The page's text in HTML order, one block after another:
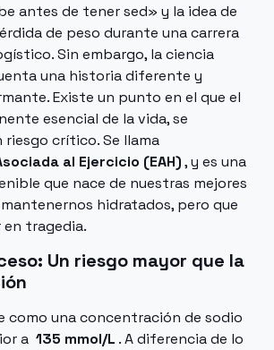
antes de tener sed» y la idea de
de peso durante una carrera
Sin embargo, la ciencia
una historia diferente y
Existe un punto en el que el
esencial de la vida, se
crítico. Se llama
al Ejercicio (EAH), y es una
que nace de nuestras mejores
hidratados, pero que
tragedia.
Un riesgo mayor que la
como una concentración de sodio
a 135 mmol/L . A diferencia de lo